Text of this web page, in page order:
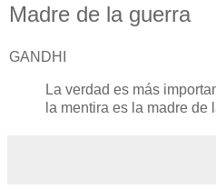
Madre de la guerra
GANDHI
La verdad es más
la mentira es la madre de